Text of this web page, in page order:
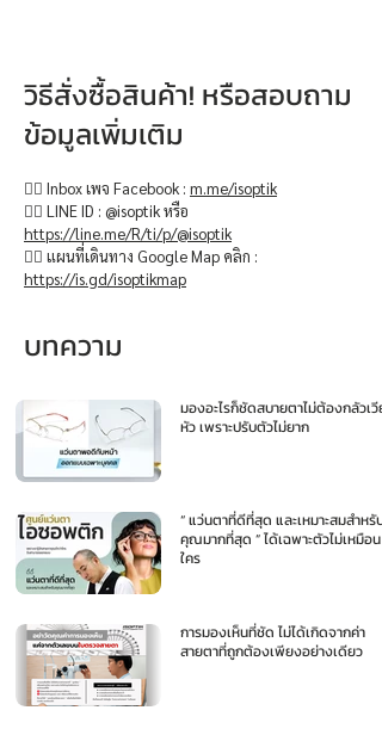
วิธีสั่งซื้อสินค้า! หรือสอบถาม
ข้อมูลเพิ่มเติม
👉🏻 Inbox เพจ Facebook : m.me/isoptik
👉🏻 LINE ID : @isoptik หรือ
https://line.me/R/ti/p/@isoptik
👉🏻 แผนที่เดินทาง Google Map คลิก :
https://is.gd/isoptikmap
บทความ
มองอะไรก็ชัดสบายตาไม่ต้องกลัวเวีย
หัว เพราะปรับตัวไม่ยาก
“ แว่นตาที่ดีที่สุด และเหมาะสมสำหรับ
คุณมากที่สุด ” ได้เฉพาะตัวไม่เหมือน
ใคร
การมองเห็นที่ชัด ไม่ได้เกิดจากค่า
สายตาที่ถูกต้องเพียงอย่างเดียว